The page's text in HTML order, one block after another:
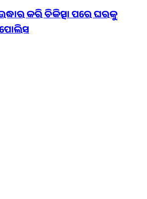
କରି ଚିକିତ୍ସା ପରେ ଘରକୁ
ପୋଲିସ